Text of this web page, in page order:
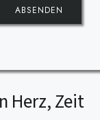
ABSENDEN
Herz, Zeit